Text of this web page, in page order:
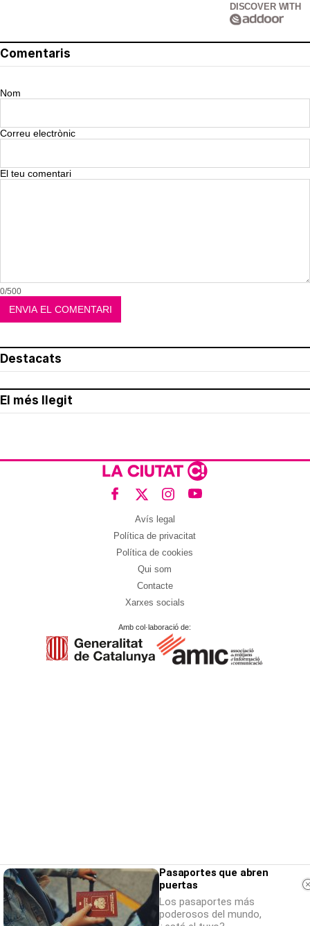
DISCOVER WITH
Comentaris
Nom
Correu electrònic
El teu comentari
0/500
Destacats
El més llegit
Avís legal
Política de privacitat
Política de cookies
Qui som
Contacte
Xarxes socials
Amb col·laboració de:
Pasaportes que abren
puertas
Los pasaportes más
poderosos del mundo,